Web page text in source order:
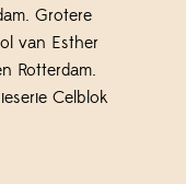
Grotere
van Esther
Rotterdam.
Celblok